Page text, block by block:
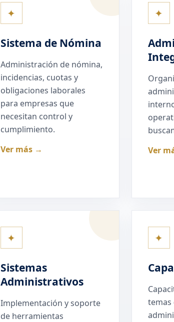
✦
Sistema de Nómina
Administración de nómina,
incidencias, cuotas y
obligaciones laborales
para empresas que
necesitan control y
cumplimiento.
Ver más →
✦
Ver
✦
Sistemas
Administrativos
Implementación y soporte
de herramientas
✦
temas